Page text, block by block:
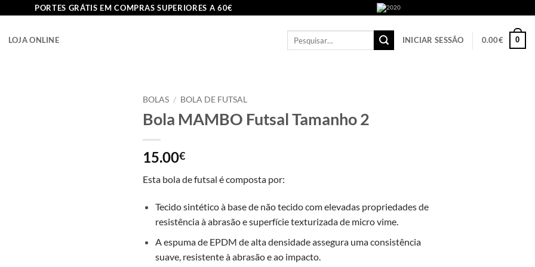
PORTES GRÁTIS EM COMPRAS SUPERIORES A 60€
LOJA ONLINE INICIAR SESSÃO 0.00€ 0
BOLAS / BOLA DE FUTSAL
Bola MAMBO Futsal Tamanho 2
15.00€
Esta bola de futsal é composta por:
Tecido sintético à base de não tecido com elevadas propriedades de
resistência à abrasão e superfície texturizada de micro vime.
A espuma de EPDM de alta densidade assegura uma consistência
suave, resistente àabrasão e ao impacto.